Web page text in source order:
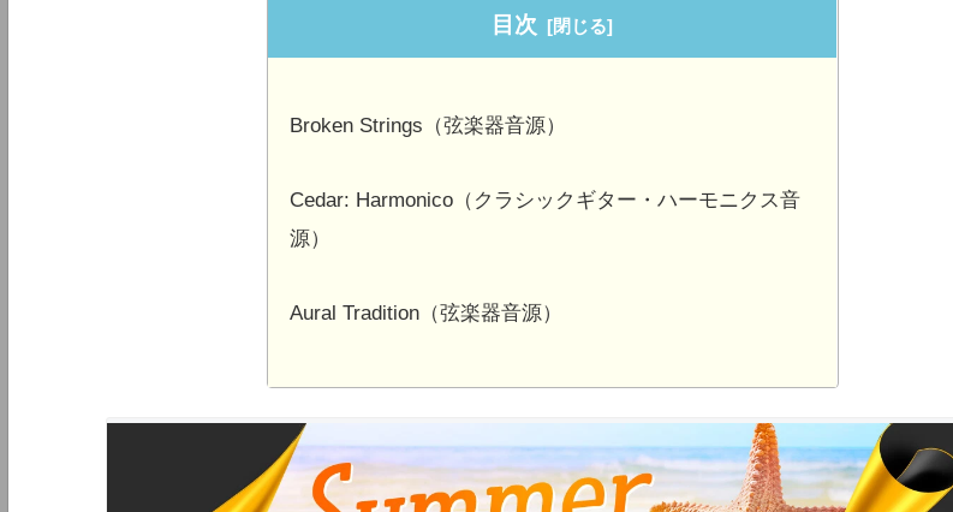
目次
Broken Strings（弦楽器音源）
Cedar: Harmonico（クラシックギター・ハーモニクス音
源）
Aural Tradition（弦楽器音源）